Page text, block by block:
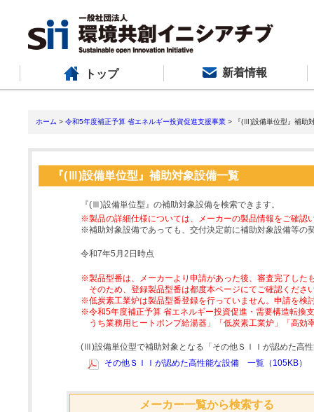
トップ 新着情報
ホーム > 令和5年度補正予算 省エネルギー投資促進支援事業 > 『(Ⅲ)設備単位型』補助
『(Ⅲ)設備単位型』補助対象設備一覧
『(Ⅲ)設備単位型』の補助対象設備を検索できます。
※製品の詳細仕様については、メーカーの製品情報をご確認
※補助対象設備であっても、交付決定前に補助対象設備等の
令和7年5月2日時点
※製品型番は、メーカーより申請があった後、審査完了した
そのため、登録製品型番は都度本ページにてご確認くださ
※低炭素工業炉は製品型番登録を行っていません。申請を検
※令和5年度補正予算 省エネルギー投資促進・需要構造転換
うち業務用ヒートポンプ給湯器」「低炭素工業炉」「高
(Ⅲ)設備単位型で補助対象となる「その他ＳＩＩが認めた高
その他ＳＩＩが認めた高性能な設備 一覧（105KB）
メーカー一覧から検索する